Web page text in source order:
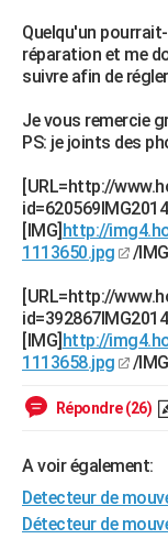
Bricolage
Lifestyle
Culture
Sport
Auto
Television
Voyage
Cinema
Quelqu'un
réparation et me
suivre afin de
Je vous remercie
PS: je joints des
[URL=http://
[IMG] http://
1113650.jpg
/
[URL=http://
[IMG] http://
1113658.jpg
/
Répondre (26)
A voir également:
Detecteur de
Détecteur de